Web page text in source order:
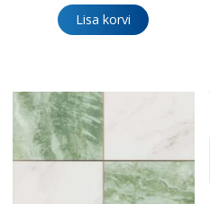
Lisa korvi